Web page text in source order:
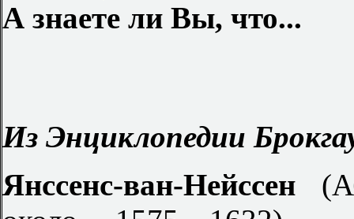
А знаете ли Вы, что...
Из Энциклопедии
Янссенс-ван-Нейссен